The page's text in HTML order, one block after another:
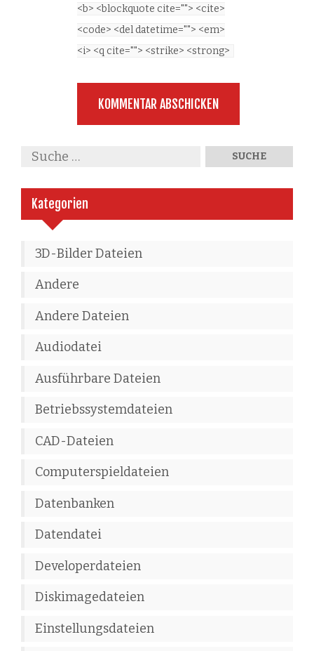
<b> <blockquote cite=""> <cite>
<code> <del datetime=""> <em>
<i> <q cite=""> <strike> <strong>
Kategorien
3D-Bilder Dateien
Andere
Andere Dateien
Audiodatei
Ausführbare Dateien
Betriebssystemdateien
CAD-Dateien
Computerspieldateien
Datenbanken
Datendatei
Developerdateien
Diskimagedateien
Einstellungsdateien